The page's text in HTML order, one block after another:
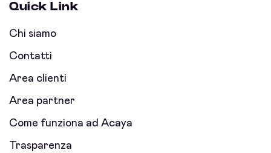
Quick Link
Chi siamo
Contatti
Area clienti
Area partner
Come funziona ad Acaya
Trasparenza